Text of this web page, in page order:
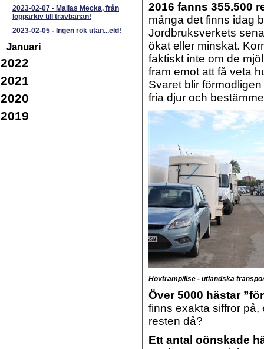
2023-02-07 - Mallas Mecka, från
lopparkiv till travbanan!
2023-02-05 - Ingen rök utan...eld!
Januari
2022
2021
2020
2019
2016 fanns 355.500
många det finns idag
Jordbruksverkets
ökat eller minskat.
faktiskt inte om de
fram emot att få veta
Svaret blir
fria djur och
Hovtramp/Ilse - utländska
Över 5000 hästar
finns exakta siffror på,
resten då?
Ett antal oönskade